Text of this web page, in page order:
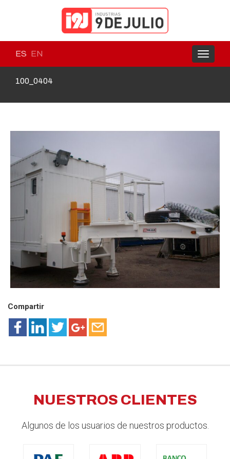
ES EN
Toggle
100_0404
Compartir
NUESTROS CLIENTES
Algunos de los usuarios de nuestros productos.